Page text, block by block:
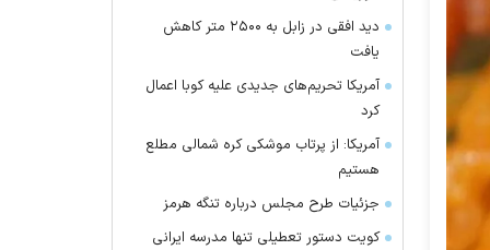
دید افقی در زابل به ۲۵۰۰ متر کاهش
یافت
آمریکا تحریم‌های جدیدی علیه کوبا اعمال
کرد
آمریکا: از پرتاب موشکی کره شمالی مطلع
هستیم
جزئیات طرح مجلس درباره تنگه هرمز
کویت دستور تعطیلی تنها مدرسه ایرانی